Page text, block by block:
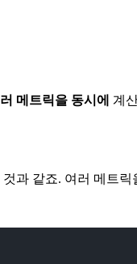
메트릭을 동시에 계
과 같죠. 여러 메트릭